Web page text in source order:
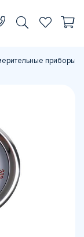
приборы